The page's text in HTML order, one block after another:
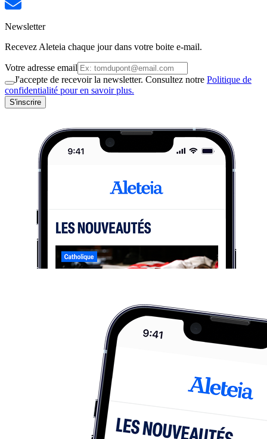
Newsletter
Recevez Aleteia chaque jour dans votre boite e-mail.
Votre adresse email
J'accepte de recevoir la newsletter. Consultez notre Politique de
confidentialité pour en savoir plus.
S'inscrire